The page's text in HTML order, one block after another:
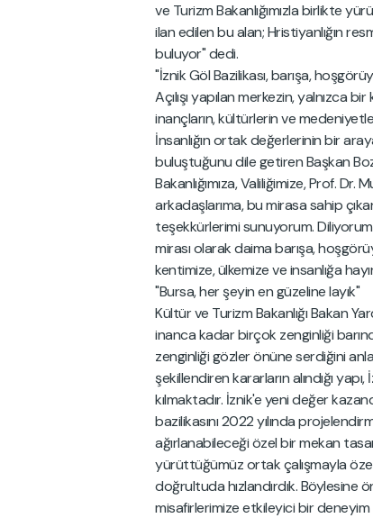
ve Turizm Bakanlığımızla birlikte
ilan edilen bu alan; Hristiyanlığın
buluyor" dedi.
"İznik Göl Bazilikası, barışa,
Açılışı yapılan merkezin, yalnızca
inançların, kültürlerin ve
İnsanlığın ortak değerlerinin bir
buluştuğunu dile getiren Başkan
Bakanlığımıza, Valiliğimize, Prof. Dr.
arkadaşlarıma, bu mirasa sahip
teşekkürlerimi sunuyorum. Diliyorum
mirası olarak daima barışa,
kentimize, ülkemize ve insanlığa
"Bursa, her şeyin en güzeline layık"
Kültür ve Turizm Bakanlığı Bakan
inanca kadar birçok zenginliği
zenginliği gözler önüne serdiğini
şekillendiren kararların alındığı
kılmaktadır. İznik'e yeni değer
bazilikasını 2022 yılında
ağırlanabileceği özel bir mekan
yürüttüğümüz ortak çalışmayla özel
doğrultuda hızlandırdık. Böylesine
misafirlerimize etkileyici bir deneyim